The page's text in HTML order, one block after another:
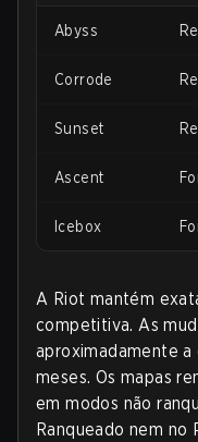
Abyss
Corrode
Sunset
Ascent
Icebox
A Riot mantém
competitiva. As
aproximadamente a
meses. Os mapas
em modos não
Ranqueado nem no